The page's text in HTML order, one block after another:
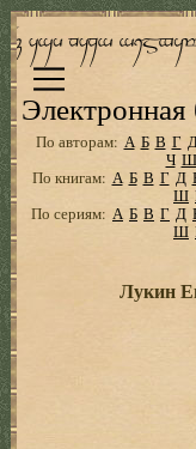
По авторам: А Б В Г
Ч Ш
По книгам: А Б В Г Д
Ш
По сериям: А Б В Г Д
Ш
Лукин